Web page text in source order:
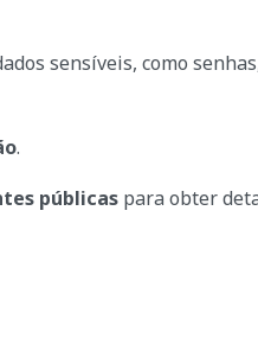
sensíveis, como
.
públicas para obter